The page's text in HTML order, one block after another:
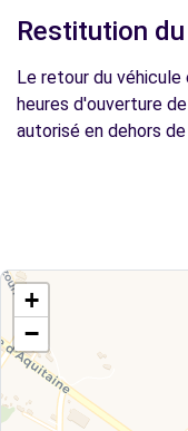
Restitution
Le retour du
heures d'ouverture
autorisé en dehors
+
−